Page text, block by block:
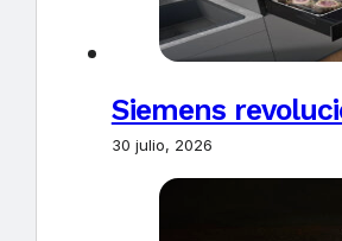
Siemens
30 julio, 2026